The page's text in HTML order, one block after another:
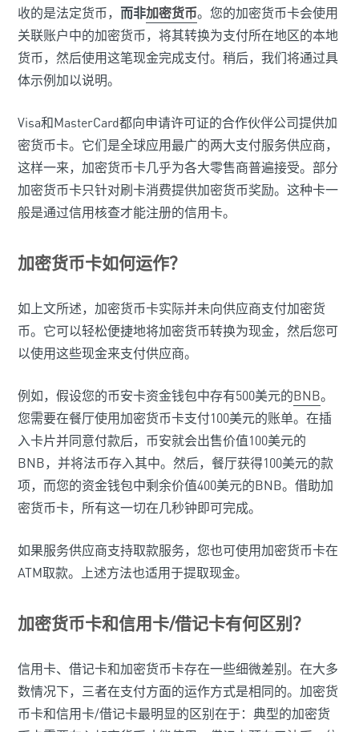
收的是法定货币， 而非加密货币。您的加密货币卡会使用
关联账户中的加密货币，将其转换为支付所在地区的本地
货币，然后使用这笔现金完成支付。稍后，我们将通过具
体示例加以说明。
Visa和MasterCard都向申请许可证的合作伙伴公司提供加
密货币卡。它们是全球应用最广的两大支付服务供应商，
这样一来，加密货币卡几乎为各大零售商普遍接受。部分
加密货币卡只针对刷卡消费提供加密货币奖励。这种卡一
般是通过信用核查才能注册的信用卡。
加密货币卡如何运作？
如上文所述，加密货币卡实际并未向供应商支付加密货
币。它可以轻松便捷地将加密货币转换为现金，然后您可
以使用这些现金来支付供应商。
例如，假设您的币安卡资金钱包中存有500美元的BNB。
您需要在餐厅使用加密货币卡支付100美元的账单。在插
入卡片并同意付款后，币安就会出售价值100美元的
BNB，并将法币存入其中。然后，餐厅获得100美元的款
项，而您的资金钱包中剩余价值400美元的BNB。借助加
密货币卡，所有这一切在几秒钟即可完成。
如果服务供应商支持取款服务，您也可使用加密货币卡在
ATM取款。上述方法也适用于提取现金。
加密货币卡和信用卡/借记卡有何区别？
信用卡、借记卡和加密货币卡存在一些细微差别。在大多
数情况下，三者在支付方面的运作方式是相同的。加密货
币卡和信用卡/借记卡最明显的区别在于：典型的加密货